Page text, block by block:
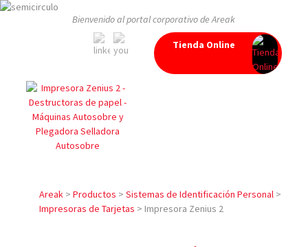
Bienvenido al portal corporativo de Areak
Tienda Online
Areak> Productos > Sistemas de Identificación Personal>
Impresoras de Tarjetas > Impresora Zenius 2